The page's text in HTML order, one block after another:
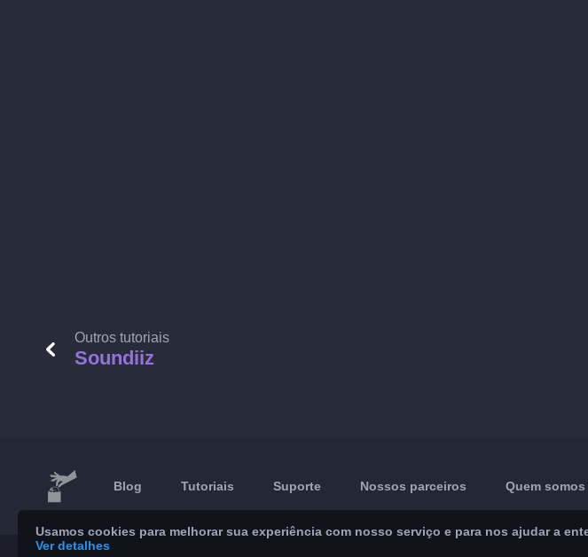
Outros tutoriais
Soundiiz
Blog Tutoriais Suporte Nossos parceiros Quem somos
Usamos cookies para melhorar sua experiência com nosso serviço e para nos ajudar a
Ver detalhes